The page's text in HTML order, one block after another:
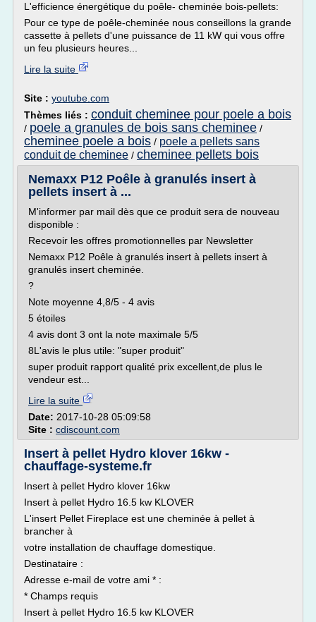
L'efficience énergétique du poêle- cheminée bois-pellets:
Pour ce type de poêle-cheminée nous conseillons la grande
cassette à pellets d'une puissance de 11 kW qui vous offre
un feu plusieurs heures...
Lire la suite
Site : youtube.com
Thèmes liés : conduit cheminee pour poele a bois
/ poele a granules de bois sans cheminee /
cheminee poele a bois / poele a pellets sans
conduit de cheminee / cheminee pellets bois
Nemaxx P12 Poêle à granulés insert à
pellets insert à ...
M'informer par mail dès que ce produit sera de nouveau
disponible :
Recevoir les offres promotionnelles par Newsletter
Nemaxx P12 Poêle à granulés insert à pellets insert à
granulés insert cheminée.
?
Note moyenne 4,8/5 - 4 avis
5 étoiles
4 avis dont 3 ont la note maximale 5/5
8L'avis le plus utile: "super produit"
super produit rapport qualité prix excellent,de plus le
vendeur est...
Lire la suite
Date: 2017-10-28 05:09:58
Site : cdiscount.com
Insert à pellet Hydro klover 16kw -
chauffage-systeme.fr
Insert à pellet Hydro klover 16kw
Insert à pellet Hydro 16.5 kw KLOVER
L'insert Pellet Fireplace est une cheminée à pellet à
brancher à
votre installation de chauffage domestique.
Destinataire :
Adresse e-mail de votre ami * :
* Champs requis
Insert à pellet Hydro 16.5 kw KLOVER